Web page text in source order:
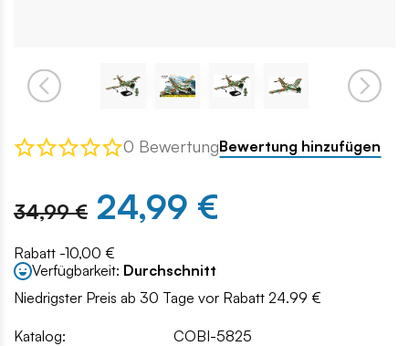
0 BewertungBewertung hinzufügen
34,99 € 24,99 €
Rabatt -10,00 €
Verfügbarkeit: Durchschnitt
Niedrigster Preis ab 30 Tage vor Rabatt 24.99 €
Katalog:
COBI-5825